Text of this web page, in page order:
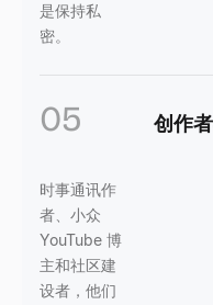
是保持私
密。
05 创作
时事通讯作
者、小众
YouTube 博
主和社区建
设者，他们